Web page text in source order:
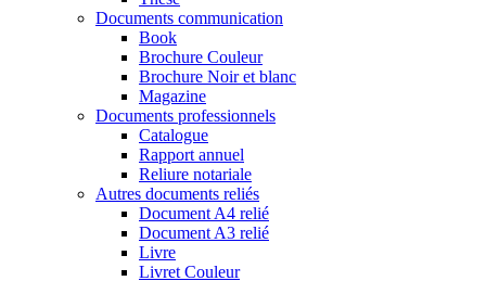
Documents communication
Book
Brochure Couleur
Brochure Noir et blanc
Magazine
Documents professionnels
Catalogue
Rapport annuel
Reliure notariale
Autres documents reliés
Document A4 relié
Document A3 relié
Livre
Livret Couleur